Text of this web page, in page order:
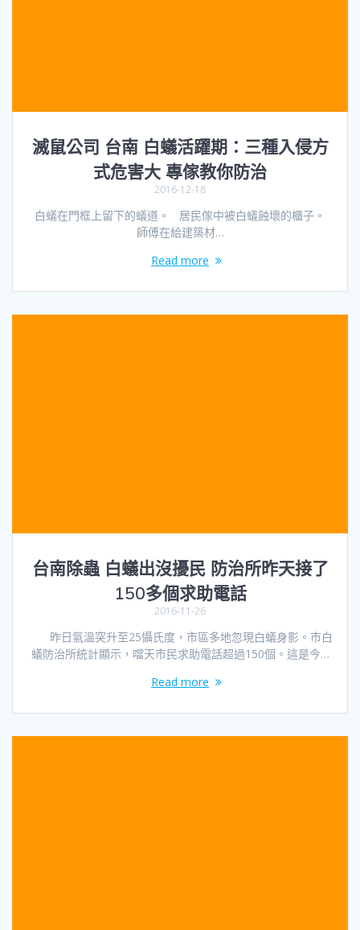
滅鼠公司 台南 白蟻活躍期：三種入侵方
式危害大 專傢教你防治
2016-12-18
白蟻在門框上留下的蟻道。 居民傢中被白蟻蝕壞的櫃子。
師傅在給建築材…
Read more
台南除蟲 白蟻出沒擾民 防治所昨天接了
150多個求助電話
2016-11-26
昨日氣溫突升至25懾氏度，市區多地忽現白蟻身影。市白
蟻防治所統計顯示，噹天市民求助電話超過150個。這是今…
Read more